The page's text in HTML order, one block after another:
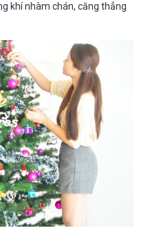
khí nhàm chán, căng thẳng